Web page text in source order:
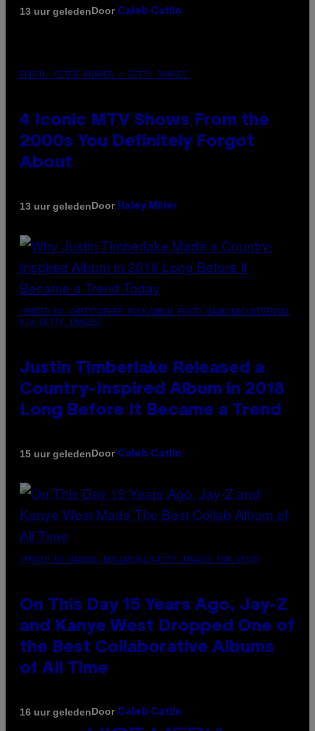
13 uur geledenDoor Caleb Catlin
PHOTO: PETER KRAMER / GETTY IMAGES
4 Iconic MTV Shows From the
2000s You Definitely Forgot
About
13 uur geledenDoor Haley Miller
(PHOTO BY CHRISTOPHER POLK/NBCU PHOTO BANK/NBCUNIVERSAL
VIA GETTY IMAGES)
Justin Timberlake Released a
Country-Inspired Album in 2018
Long Before It Became a Trend
15 uur geledenDoor Caleb Catlin
(PHOTO BY DANIEL BOCZARSKI/GETTY IMAGES FOR VEVO)
On This Day 15 Years Ago, Jay-Z
and Kanye West Dropped One of
the Best Collaborative Albums
of All Time
16 uur geledenDoor Caleb Catlin